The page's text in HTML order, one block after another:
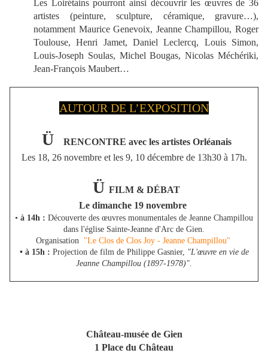
Les Loirétains pourront ainsi découvrir les œuvres de 36
artistes (peinture, sculpture, céramique, gravure…),
notamment Maurice Genevoix, Jeanne Champillou, Roger
Toulouse, Henri Jamet, Daniel Leclercq, Louis Simon,
Louis-Joseph Soulas, Michel Bougas, Nicolas Méchériki,
Jean-François Maubert…
AUTOUR DE L’EXPOSITION
Ü
RENCONTRE avec les artistes Orléanais
Les 18, 26 novembre et les 9, 10 décembre de 13h30 à 17h.
Ü FILM & DÉBAT
Le dimanche 19 novembre
• à 14h : Découverte des œuvres monumentales de Jeanne Champillou
dans l'église Sainte-Jeanne d'Arc de Gien.
Organisation "Le Clos de Clos Joy - Jeanne Champillou"
• à 15h : Projection de film de Philippe Gasnier, "L'œuvre en vie de
Jeanne Champillou (1897-1978)"
Château-musée de Gien
1 Place du Château